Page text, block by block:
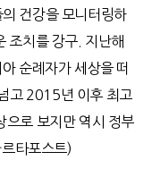
건강을 모니터링하
조치를 강구 지난해
순례자가 세상을 떠
고2015년 이후 최고
으로 보지만 역시 정부
타포스트)